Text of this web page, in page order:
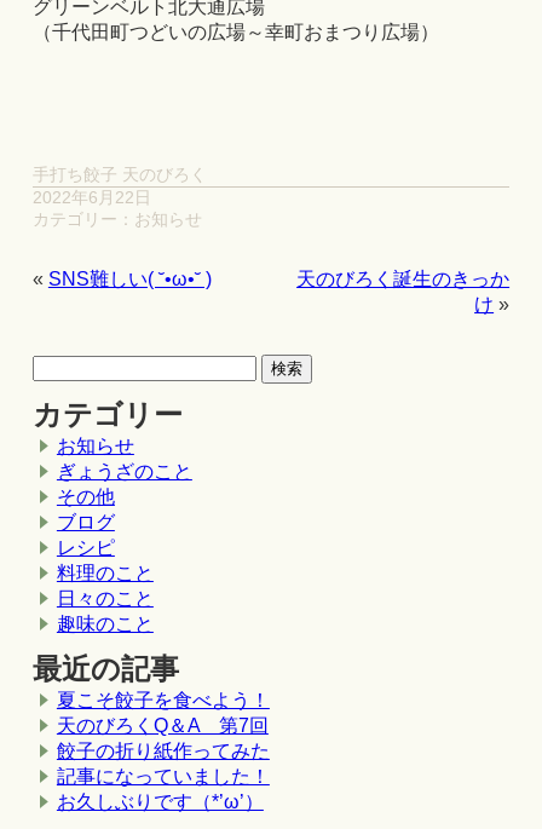
グリーンベルト北大通広場
（千代田町つどいの広場～幸町おまつり広場）
手打ち餃子 天のびろく
2022年6月22日
カテゴリー： お知らせ
« SNS難しい( ˘•ω•˘ )
天のびろく誕生のきっか
け »
カテゴリー
お知らせ
ぎょうざのこと
その他
ブログ
レシピ
料理のこと
日々のこと
趣味のこと
最近の記事
夏こそ餃子を食べよう！
天のびろくQ＆A 第7回
餃子の折り紙作ってみた
記事になっていました！
お久しぶりです（*’ω’）